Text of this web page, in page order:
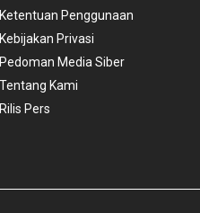
Ketentuan Penggunaan
Kebijakan Privasi
Pedoman Media Siber
Tentang Kami
Rilis Pers